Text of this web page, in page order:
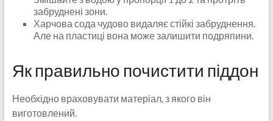
забруднені зони.
Харчова сода чудово видаляє стійкі забруднення.
Але на пластиці вона може залишити подряпини.
Як правильно почистити піддон
Необхідно враховувати матеріал, з якого він
виготовлений.